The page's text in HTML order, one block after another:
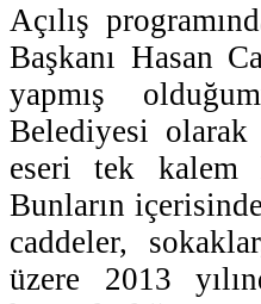
Açılış
Başkanı Hasan
yapmış
Belediyesi olarak
eseri tek kalem
Bunların
caddeler,
üzere 2013